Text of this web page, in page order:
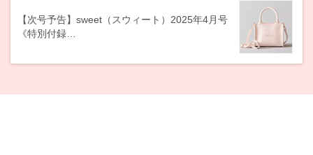
【次号予告】sweet（スウィート）2025年4月号
《特別付録…